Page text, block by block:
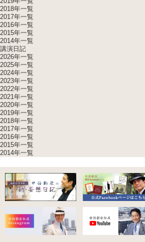
2018年一覧
2017年一覧
2016年一覧
2015年一覧
2014年一覧
講演日記
2026年一覧
2025年一覧
2024年一覧
2023年一覧
2022年一覧
2021年一覧
2020年一覧
2019年一覧
2018年一覧
2017年一覧
2016年一覧
2015年一覧
2014年一覧